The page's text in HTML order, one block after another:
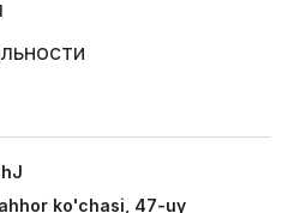
ko'chasi, 47-uy